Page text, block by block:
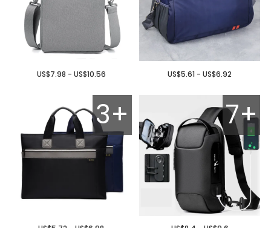
US$5.61 - US$6.92
US$7.98 - US$10.56
7+
3+